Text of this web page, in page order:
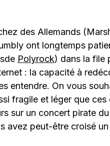
des Allemands
ont longtemps
Polyrock) dans la file
: la capacité à
entendre. On vous
fragile et léger que ces
sur un concert pirate
avez peut-être croisé un